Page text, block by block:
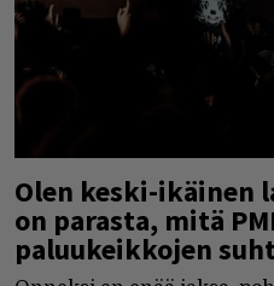
Olen keski-ikäinen
on parasta, mitä
paluukeikkojen